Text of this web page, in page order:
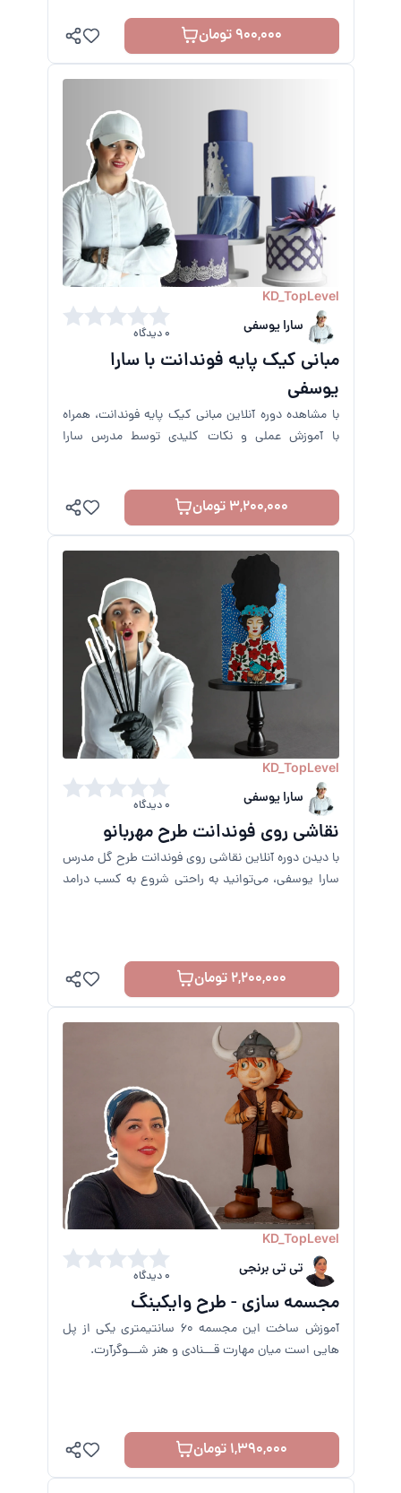
900,000 تومان
KD_TopLevel
سارا یوسفی 0 دیدگاه
مبانی کیک پایه فوندانت با سارا
یوسفی
با مشاهده دوره آنلاین مبانی کیک پایه فوندانت، همراه
با آموزش عملی و نکات کلیدی توسط مدرس سارا
3,200,000 تومان
KD_TopLevel
سارا یوسفی 0 دیدگاه
نقاشی روی فوندانت طرح مهربانو
با دیدن دوره آنلاین نقاشی روی فوندانت طرح گل مدرس
سارا یوسفی، می‌توانید به راحتی شروع به کسب درامد
2,200,000 تومان
KD_TopLevel
تی تی برنجی 0 دیدگاه
مجسمه سازی - طرح وایکینگ
آموزش ساخت این مجسمه 60 سانتیمتری یکی از پل
هایی است میان مهارت قـــنادی و هنر شـــوگرآرت.
1,390,000 تومان